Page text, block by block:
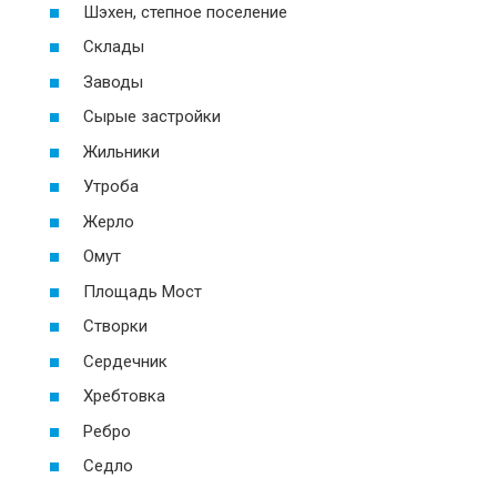
Шэхен, степное поселение
Склады
Заводы
Сырые застройки
Жильники
Утроба
Жерло
Омут
Площадь Мост
Створки
Сердечник
Хребтовка
Ребро
Седло